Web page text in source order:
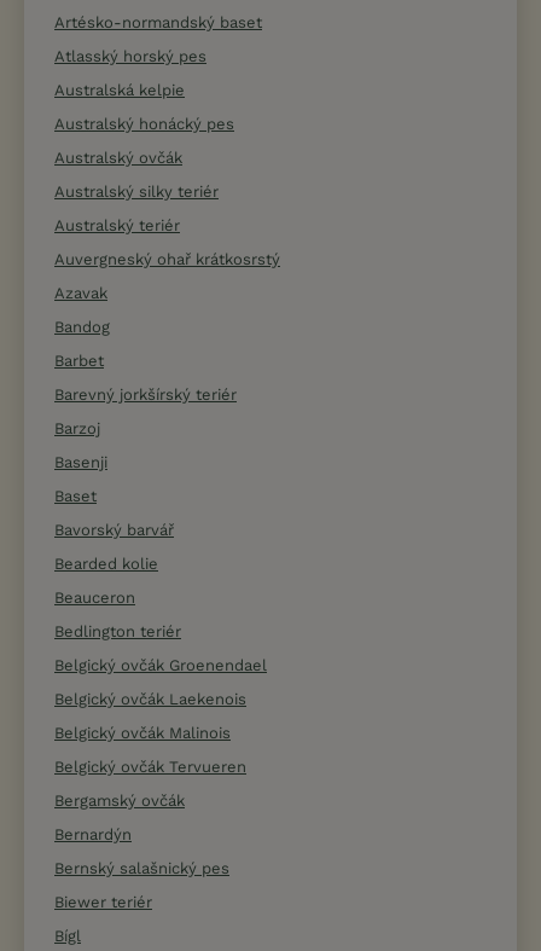
Artésko-normandský baset
Atlasský horský pes
Australská kelpie
Australský honácký pes
Australský ovčák
Australský silky teriér
Australský teriér
Auvergneský ohař krátkosrstý
Azavak
Bandog
Barbet
Barevný jorkšírský teriér
Barzoj
Basenji
Baset
Bavorský barvář
Bearded kolie
Beauceron
Bedlington teriér
Belgický ovčák Groenendael
Belgický ovčák Laekenois
Belgický ovčák Malinois
Belgický ovčák Tervueren
Bergamský ovčák
Bernardýn
Bernský salašnický pes
Biewer teriér
Bígl